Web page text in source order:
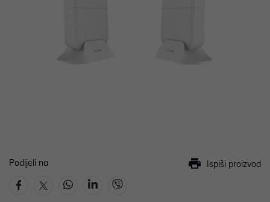
Podijeli na Ispiši proizvod